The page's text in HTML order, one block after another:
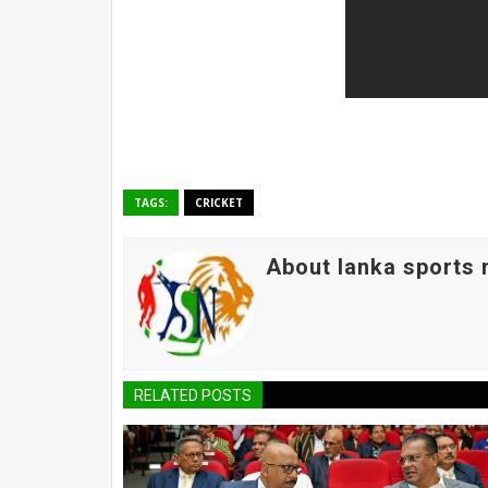
TAGS: CRICKET
About lanka sports
RELATED POSTS